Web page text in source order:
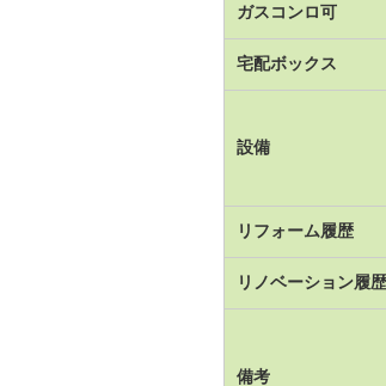
ガスコンロ可
宅配ボックス
設備
リフォーム履歴
リノベーション履歴
備考